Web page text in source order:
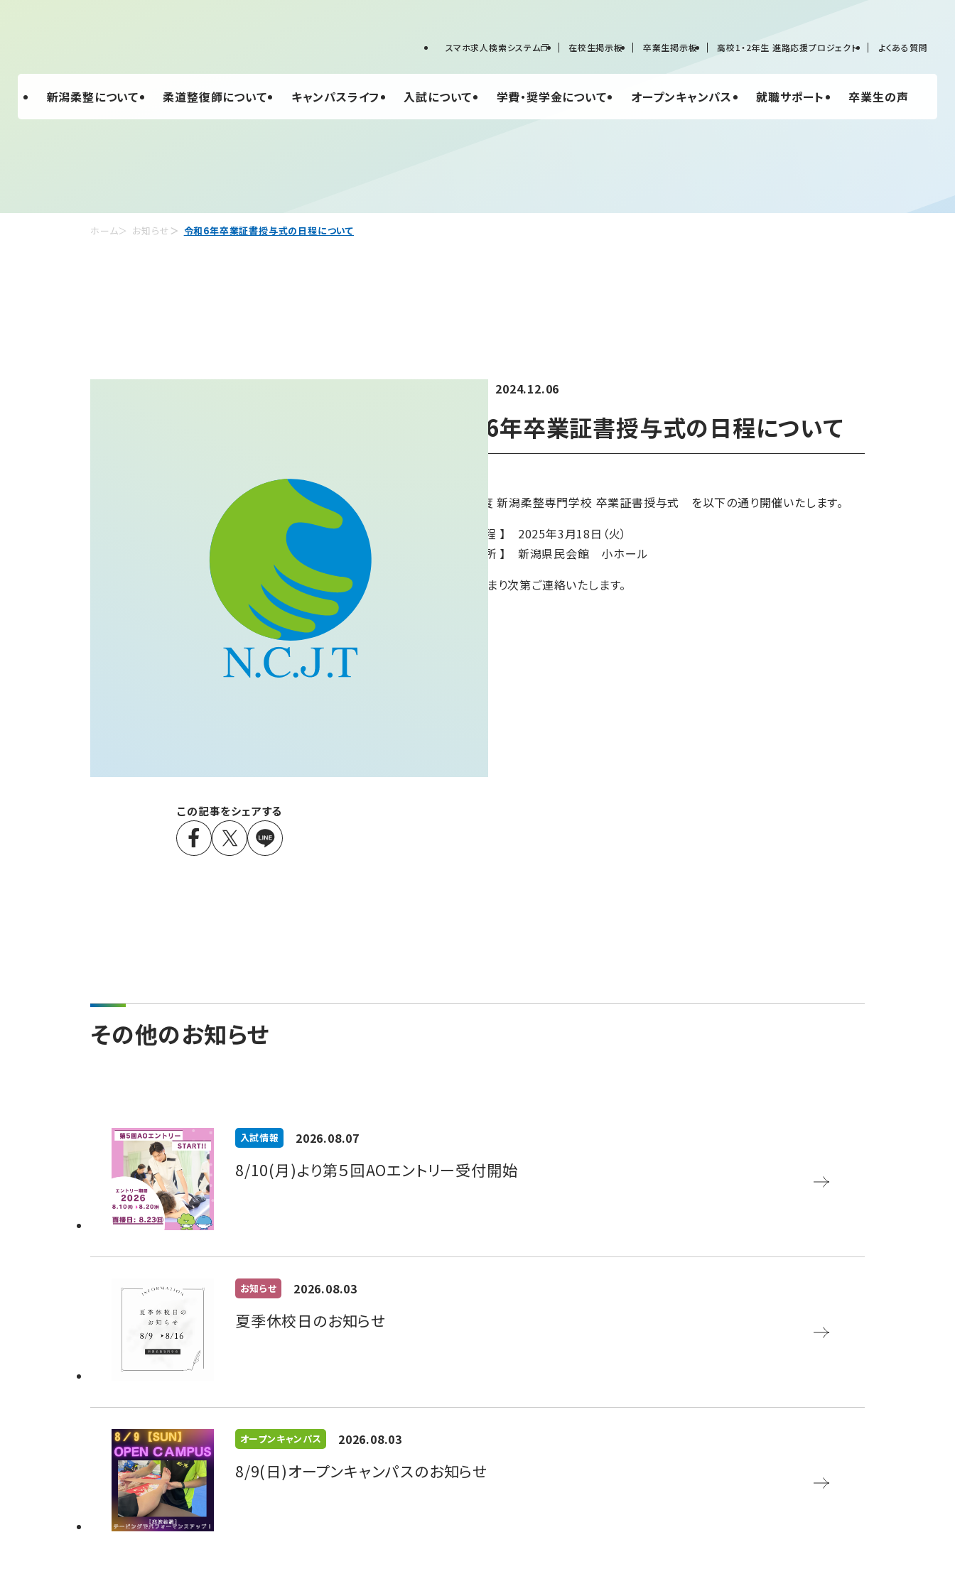
スマホ求人検索システム 在校生掲示板 卒業生掲示板 高校1・2年生 進路応援プロジェクト よくある質問
新潟柔整について 柔道整復師について キャンパスライフ 入試について 学費・奨学金について オープンキャンパス 就職サポート 卒業生の声
ホーム お知らせ 令和6年卒業証書授与式の日程について
この記事をシェアする
2024.12.06
令和6年卒業証書授与式の日程について
令和6年度 新潟柔整専門学校 卒業証書授与式 を以下の通り開催いたします。
【 開催日程 】 2025年3月18日（火）
【 開催場所 】 新潟県民会館 小ホール
詳細が決まり次第ご連絡いたします。
その他のお知らせ
入試情報 2026.08.07
8/10(月)より第５回AOエントリー受付開始
お知らせ 2026.08.03
夏季休校日のお知らせ
オープンキャンパス 2026.08.03
8/9(日)オープンキャンパスのお知らせ